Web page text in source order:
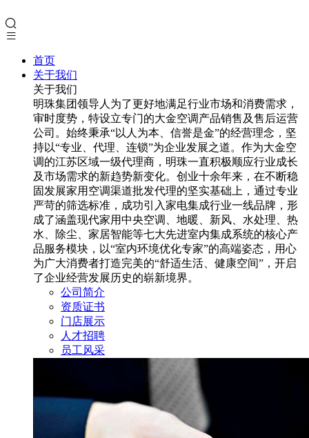
首页
关于我们
关于我们
明珠集团领导人为了更好地满足行业市场和消费需求，
审时度势，特设立专门的大金空调产品销售及售后运营
公司。始终秉承“以人为本、信誉是金”的经营理念，坚
持以“专业、代理、连锁”为企业发展之道。作为大金空
调的江苏区域一级代理商，明珠一直积极顺应行业成长
及市场需求的新趋势新变化。创业十余年来，在不断稳
固发展家用空调渠道批发代理的坚实基础上，通过专业
严苛的筛选标准，成功引入家电集成行业一线品牌，形
成了涵盖现代家用中央空调、地暖、新风、水处理、热
水、除尘、家居智能等七大先进室内集成系统的核心产
品服务模块，以“室内环境优化专家”的高端姿态，用心
为广大消费者打造完美的“舒适生活、健康空间”，开启
了企业经营发展历史的崭新境界。
公司简介
资质证书
门店展示
人才招聘
员工风采